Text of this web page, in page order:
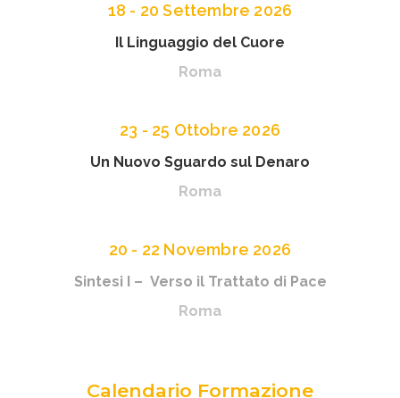
18 - 20 Settembre 2026
Il Linguaggio del Cuore
Roma
23 - 25 Ottobre 2026
Un Nuovo Sguardo sul Denaro
Roma
20 - 22 Novembre 2026
Sintesi I – Verso il Trattato di Pace
Roma
Calendario Formazione